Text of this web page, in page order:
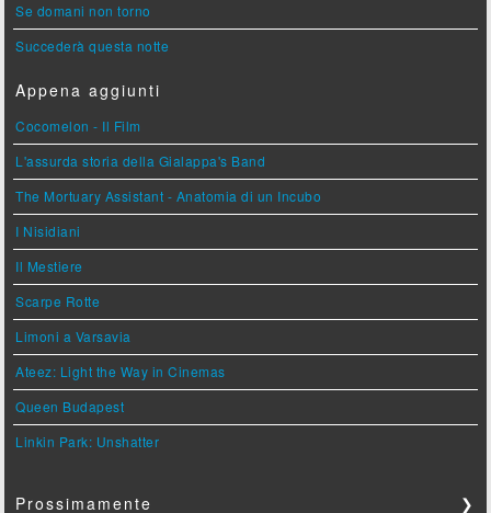
Se domani non torno
Succederà questa notte
Appena aggiunti
Cocomelon - Il Film
L'assurda storia della Gialappa's Band
The Mortuary Assistant - Anatomia di un Incubo
I Nisidiani
Il Mestiere
Scarpe Rotte
Limoni a Varsavia
Ateez: Light the Way in Cinemas
Queen Budapest
Linkin Park: Unshatter
Prossimamente ❯